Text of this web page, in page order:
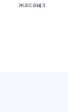
жасаңыз